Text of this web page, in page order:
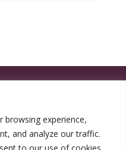
browsing experience,
and analyze our traffic.
to our use of cookies.